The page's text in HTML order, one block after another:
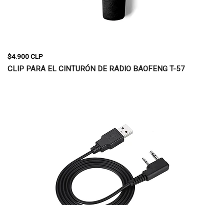
$4.900 CLP
CLIP PARA EL CINTURÓN DE RADIO BAOFENG T-57